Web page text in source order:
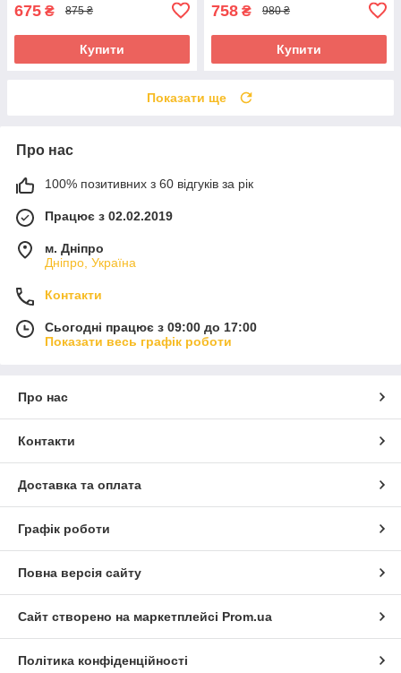
675 ₴ 875 ₴
Купити
758 ₴ 980 ₴
Купити
Показати ще
Про нас
100% позитивних з 60 відгуків за рік
Працює з 02.02.2019
м. Дніпро
Дніпро, Україна
Контакти
Сьогодні працює з 09:00 до 17:00
Показати весь графік роботи
Про нас
Контакти
Доставка та оплата
Графік роботи
Повна версія сайту
Сайт створено на маркетплейсі Prom.ua
Політика конфіденційності